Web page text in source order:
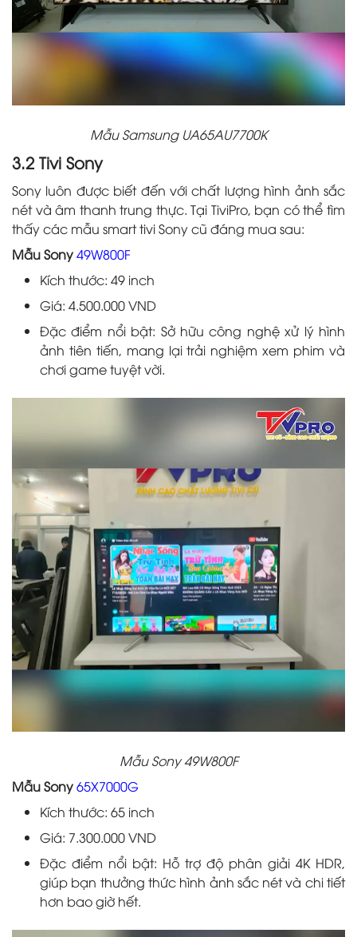
Mẫu Samsung UA65AU7700K
3.2 Tivi Sony
Sony luôn được biết đến với chất lượng hình ảnh sắc
nét và âm thanh trung thực. Tại TiviPro, bạn có thể tìm
thấy các mẫu smart tivi Sony cũ đáng mua sau:
Mẫu Sony49W800F
Kích thước: 49 inch
Giá: 4.500.000 VND
Đặc điểm nổi bật: Sở hữu công nghệ xử lý hình
ảnh tiên tiến, mang lại trải nghiệm xem phim và
chơi game tuyệt vời.
Mẫu Sony 49W800F
Mẫu Sony65X7000G
Kích thước: 65 inch
Giá: 7.300.000 VND
Đặc điểm nổi bật: Hỗ trợ độ phân giải 4K HDR,
giúp bạn thưởng thức hình ảnh sắc nét và chi tiết
hơn bao giờ hết.